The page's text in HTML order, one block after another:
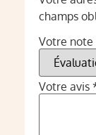
champs
Votre note
Votre avis